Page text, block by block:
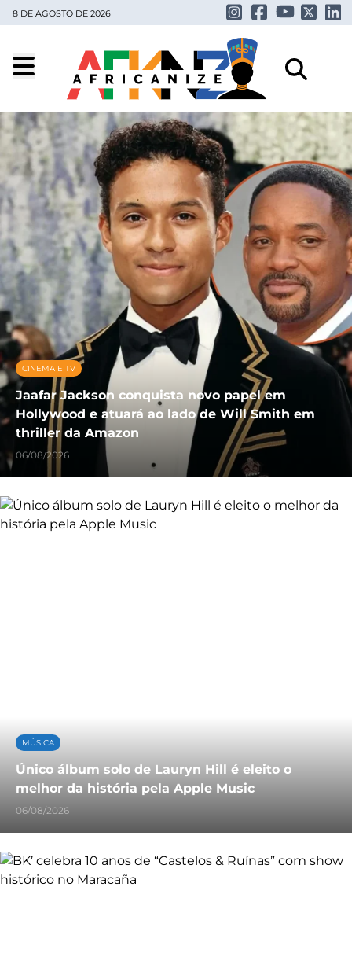
8 DE AGOSTO DE 2026
CINEMA E TV
Jaafar Jackson conquista novo papel em
Hollywood e atuará ao lado de Will Smith em
thriller da Amazon
06/08/2026
MÚSICA
Único álbum solo de Lauryn Hill é eleito o
melhor da história pela Apple Music
06/08/2026